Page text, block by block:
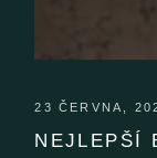
23 ČERVNA,
NEJLEPŠÍ